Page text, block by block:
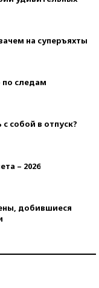
на суперъяхты
следам
собой в отпуск?
– 2026
добившиеся